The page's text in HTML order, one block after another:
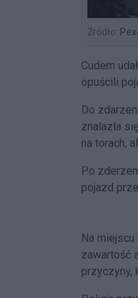
Źródło:
Cudem
opuścili
Do
znalazła
na torach,
Po
pojazd
Na
zawartość
przyczyny,